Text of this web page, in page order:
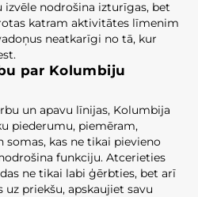
izvēle nodrošina izturīgas, bet
katram aktivitātes līmenim
neatkarīgi no tā, kur
par Kolumbiju
un apavu līnijas, Kolumbija
piederumu, piemēram,
somas, kas ne tikai pievieno
funkciju. Atcerieties
ne tikai labi ģērbties, bet arī
uz priekšu, apskaujiet savu